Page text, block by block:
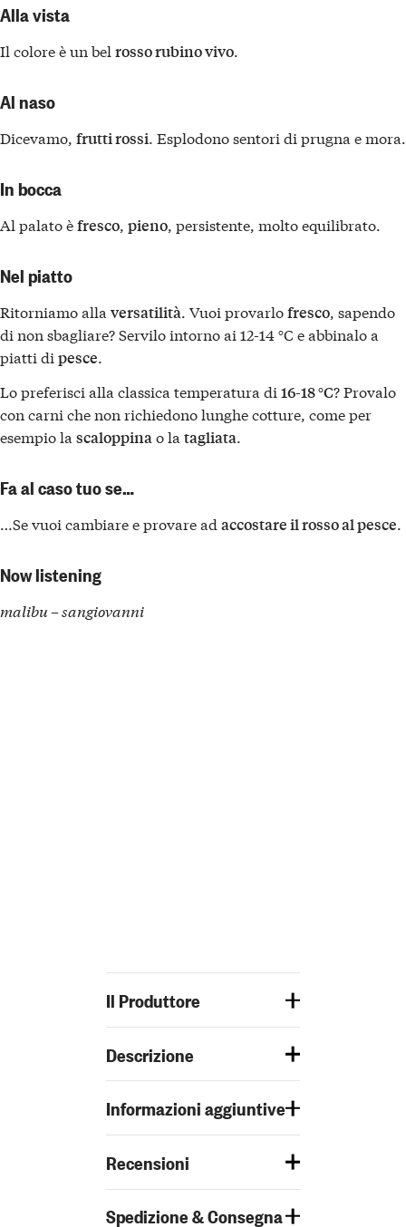
Alla vista
Il colore è un bel rosso rubino vivo.
Al naso
Dicevamo, frutti rossi. Esplodono sentori di prugna e mora.
In bocca
Al palato èfresco, pieno, persistente, molto equilibrato.
Nel piatto
Ritorniamo alla versatilità. Vuoi provarlofresco, sapendo
di non sbagliare? Servilo intorno ai 12-14 °C e abbinalo a
piatti di pesce.
Lo preferisci alla classica temperatura di 16-18 °C? Provalo
con carni che non richiedono lunghe cotture, come per
esempio la scaloppinao la tagliata.
Fa al caso tuo se…
…Se vuoi cambiare e provare ad accostare il rosso al pesce.
Now listening
malibu – sangiovanni
Il Produttore
Descrizione
Informazioni aggiuntive
Recensioni
Spedizione & Consegna